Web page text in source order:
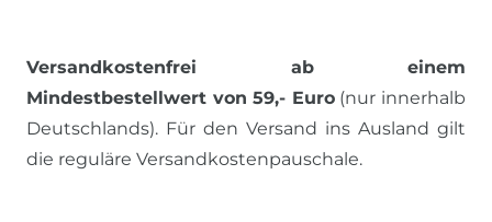
Versandkostenfrei ab einem
Mindestbestellwert von 59,- Euro(nur innerhalb
Deutschlands). Für den Versand ins Ausland gilt
die reguläre Versandkostenpauschale.